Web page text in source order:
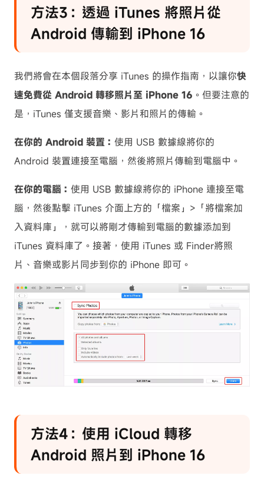
方法3：透過 iTunes 將照片從
Android 傳輸到 iPhone 16
我們將會在本個段落分享 iTunes 的操作指南，以讓你快
速免費從 Android 轉移照片至 iPhone 16 。但要注意的
是，iTunes 僅支援音樂、影片和照片的傳輸。
在你的 Android 裝置： 使用 USB 數據線將你的
Android 裝置連接至電腦，然後將照片傳輸到電腦中。
在你的電腦： 使用 USB 數據線將你的 iPhone 連接至電
腦，然後點擊 iTunes 介面上方的「檔案」>「將檔案加
入資料庫」，就可以將剛才傳輸到電腦的數據添加到
iTunes 資料庫了。接著，使用 iTunes 或 Finder將照
片、音樂或影片同步到你的 iPhone 即可。
方法4：使用 iCloud 轉移
Android 照片到 iPhone 16